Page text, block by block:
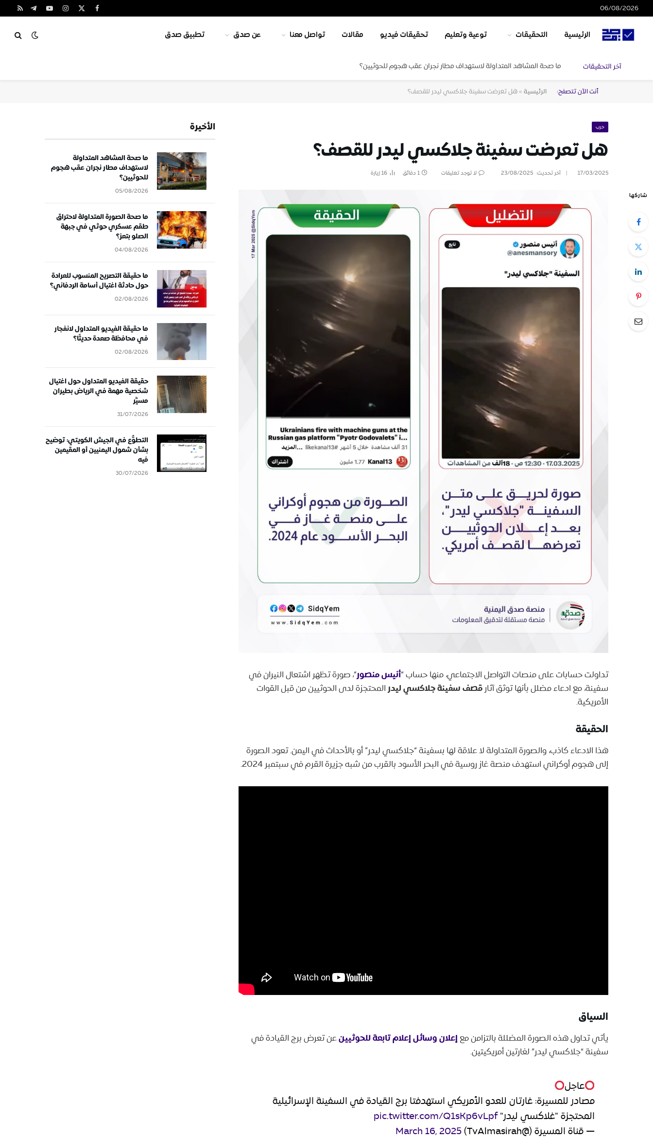
06/08/2026 فيسبوك
X
الانستغراميوتيوبتيلقرامRSS
الرئيسية التحقيقات توعية وتعليم تحقيقات فيديو مقالات تواصل معنا عن صدق تطبيق صدق
آخر التحقيقات ما صحة المشاهد المتداولة لاستهداف مطار نجران عقب هجوم للحوثيين؟
أنت الآن تتصفح: الرئيسية»هل تعرضت سفينة جلاكسي ليدر للقصف؟
حرب
هل تعرضت سفينة جلاكسي ليدر للقصف؟
17/03/2025 آخر تحديث: 23/08/2025 لا توجد تعليقات 1 دقائق 16زيارة
شاركها
تداولت حسابات على منصات التواصل الاجتماعي، منها حساب “أنيس منصور“، صورة تظهر اشتعال النيران في
سفينة، مع ادعاء مضلل بأنها توثق آثار قصف سفينة جلاكسي ليدرالمحتجزة لدى الحوثيين من قبل القوات
الأمريكية.
الحقيقة
هذا الادعاء كاذب، والصورة المتداولة لا علاقة لها بسفينة “جلاكسي ليدر” أو بالأحداث في اليمن. تعود الصورة
إلى هجوم أوكراني استهدف منصة غاز روسية في البحر الأسود بالقرب من شبه جزيرة القرم في سبتمبر 2024.
السياق
يأتي تداول هذه الصورة المضللة بالتزامن معإعلان وسائل إعلام تابعة للحوثيينعن تعرض برج القيادة في
سفينة “جلاكسي ليدر” لغارتين أمريكيتين.
عاجل
مصادر للمسيرة: غارتان للعدو الأمريكي استهدفتا برج القيادة في السفينة الإسرائيلية
المحتجزة "غلاكسي ليدر"pic.twitter.com/Q1sKp6vLpf
— قناة المسيرة (@TvAlmasirah)
March 16, 2025
الأخيرة
ما صحة المشاهد المتداولة
لاستهداف مطار نجران عقب هجوم
للحوثيين؟
05/08/2026
ما صحة الصورة المتداولة لاحتراق
طقم عسكري حوثي في جبهة
الصلو بتعز؟
04/08/2026
ما حقيقة التصريح المنسوب للعرادة
حول حادثة اغتيال أسامة الردفاني؟
02/08/2026
ما حقيقة الفيديو المتداول لانفجار
في محافظة صعدة حديثًا؟
02/08/2026
حقيقة الفيديو المتداول حول اغتيال
شخصية مهمة في الرياض بطيران
مسيَّر
31/07/2026
التطوُّع في الجيش الكويتي: توضيح
بشأن شمول اليمنيين أو المقيمين
فيه
30/07/2026